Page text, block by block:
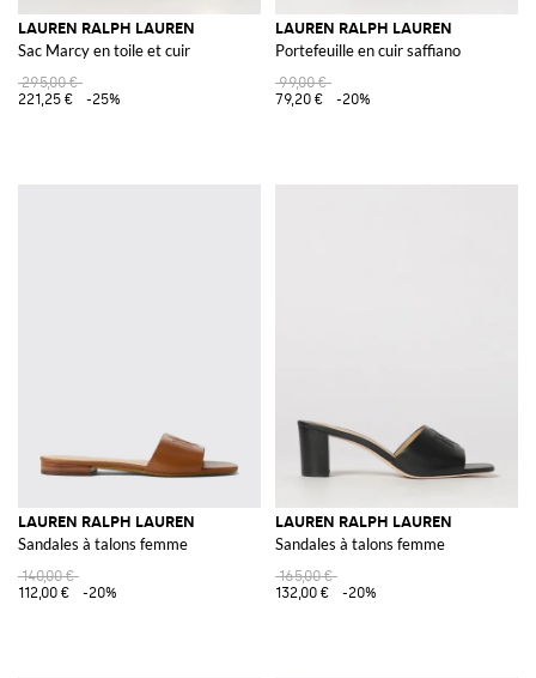
LAUREN RALPH LAUREN
Sac Marcy en toile et cuir
295,00 €
221,25 €
-25%
LAUREN RALPH LAUREN
Portefeuille en cuir saffiano
99,00 €
79,20 €
-20%
LAUREN RALPH LAUREN
Sandales à talons femme
140,00 €
112,00 €
-20%
LAUREN RALPH LAUREN
Sandales à talons femme
165,00 €
132,00 €
-20%